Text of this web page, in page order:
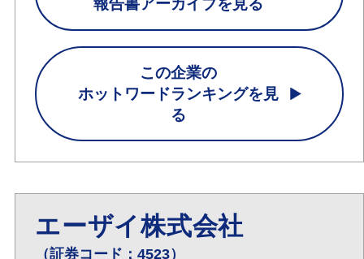
この企業の
ホットワードランキングを見
る
エーザイ株式会社
（証券コード：4523）